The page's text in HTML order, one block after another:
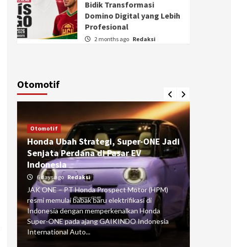
Bidik Transformasi
Domino Digital yang Lebih
Profesional
2 months ago Redaksi
Otomotif
Otomotif
Honda Ubah Strategi, Super-ONE Jadi
Senjata Perdana di Pasar EV
Indonesia
6 days ago Redaksi
JAK ONE – PT Honda Prospect Motor (HPM)
resmi memulai babak baru elektrifikasi di
Indonesia dengan memperkenalkan Honda
Super-ONE pada ajang GAIKINDO Indonesia
International Auto...